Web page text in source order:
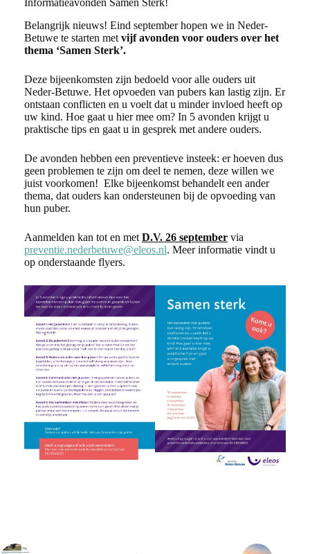
Informatieavonden Samen Sterk!
Belangrijk nieuws! Eind september hopen we in Neder-
Betuwe te starten met vijf avonden voor ouders over het
thema ‘Samen Sterk’.
Deze bijeenkomsten zijn bedoeld voor alle ouders uit
Neder-Betuwe. Het opvoeden van pubers kan lastig zijn. Er
ontstaan conflicten en u voelt dat u minder invloed heeft op
uw kind. Hoe gaat u hier mee om? In 5 avonden krijgt u
praktische tips en gaat u in gesprek met andere ouders.
De avonden hebben een preventieve insteek: er hoeven dus
geen problemen te zijn om deel te nemen, deze willen we
juist voorkomen! Elke bijeenkomst behandelt een ander
thema, dat ouders kan ondersteunen bij de opvoeding van
hun puber.
Aanmelden kan tot en met D.V. 26 september via
preventie.nederbetuwe@eleos.nl. Meer informatie vindt u
op onderstaande flyers.